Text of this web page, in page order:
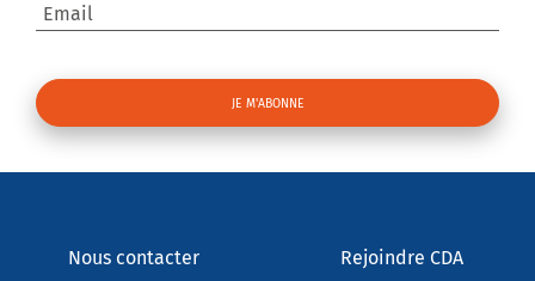
Email
Nous contacter Rejoindre CDA